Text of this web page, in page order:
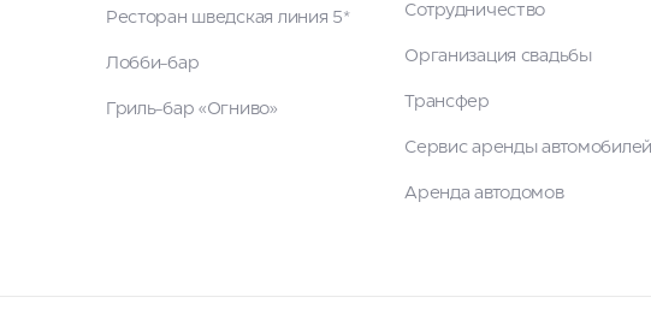
Ресторан шведская линия 5*
Лобби-бар
Гриль-бар «Огниво»
Сотрудничество
Организация свадьбы
Трансфер
Сервис аренды автомобилей
Аренда автодомов